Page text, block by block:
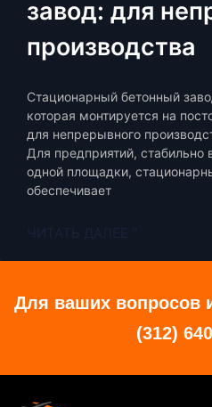
завод: для
производства
Стационарный бетонный
которая монтируется на
для непрерывного
Для предприятий,
одной площадки,
обеспечивает
Для ваших вопросов
(312)